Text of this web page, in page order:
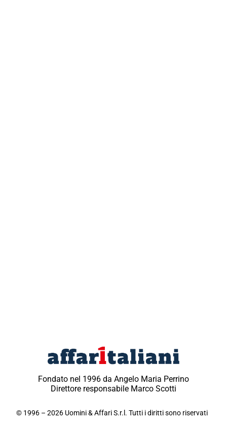
Fondato nel 1996 da Angelo Maria Perrino
Direttore responsabile Marco Scotti
© 1996 – 2026 Uomini & Affari S.r.l. Tutti i diritti sono riservati